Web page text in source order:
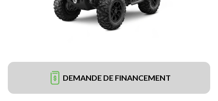
DEMANDE DE FINANCEMENT